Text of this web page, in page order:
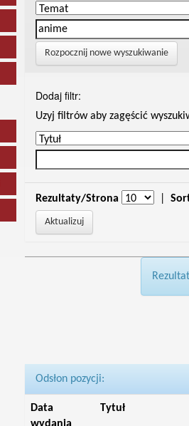
Rozpocznij nowe wyszukiwanie
Dodaj filtr:
Uzyj filtrów aby zagęścić
Rezultaty/Strona
Odsłon pozycji:
Data
Tytuł